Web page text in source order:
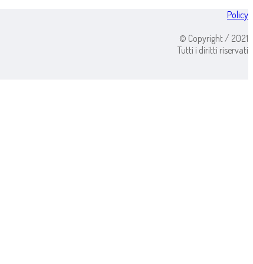
Policy
© Copyright / 2021
Tutti i diritti riservati